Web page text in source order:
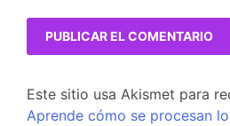
Este sitio usa Akismet para
Aprende cómo se procesan